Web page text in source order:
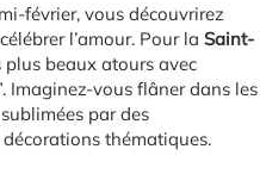
février, vous découvrirez
l’amour. Pour la Saint-
plus beaux atours avec
Imaginez-vous flâner dans les
par des
thématiques.